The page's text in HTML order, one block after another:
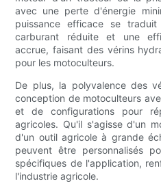
avec une perte d'énergie
puissance efficace se
carburant réduite et une
accrue, faisant des vérins
pour les motoculteurs.
De plus, la polyvalence des
conception de motoculteurs
et de configurations pour
agricoles. Qu'il s'agisse d'un
d'un outil agricole à grande
peuvent être personnalisés
spécifiques de l'application,
l'industrie agricole.